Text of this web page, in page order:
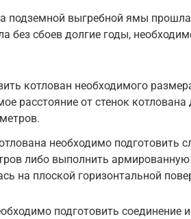
подземной выгребной ямы
без сбоев долгие годы,
котлован необходимого
расстояние от стенок
необходимо подготовить
либо выполнить
на плоской горизонтальной
подготовить соединение